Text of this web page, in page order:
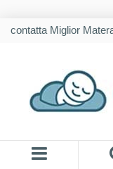
contatta Miglior